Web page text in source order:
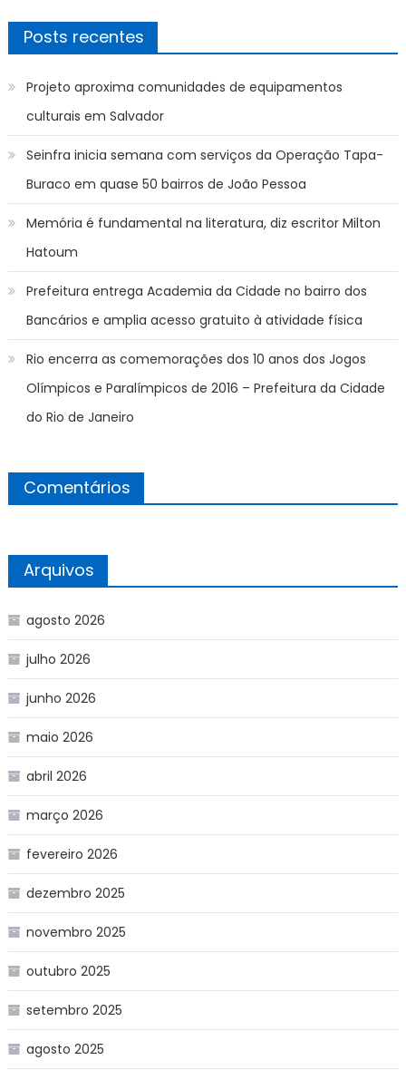
Posts recentes
Projeto aproxima comunidades de equipamentos
culturais em Salvador
Seinfra inicia semana com serviços da Operação Tapa-
Buraco em quase 50 bairros de João Pessoa
Memória é fundamental na literatura, diz escritor Milton
Hatoum
Prefeitura entrega Academia da Cidade no bairro dos
Bancários e amplia acesso gratuito à atividade física
Rio encerra as comemorações dos 10 anos dos Jogos
Olímpicos e Paralímpicos de 2016 – Prefeitura da Cidade
do Rio de Janeiro
Comentários
Arquivos
agosto 2026
julho 2026
junho 2026
maio 2026
abril 2026
março 2026
fevereiro 2026
dezembro 2025
novembro 2025
outubro 2025
setembro 2025
agosto 2025